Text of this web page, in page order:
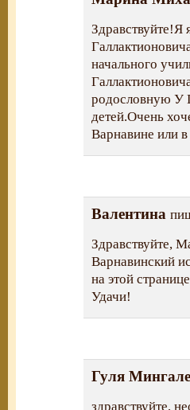
Здравствуйте!Я
начального
родословную У
детей.Очень
Варнавине или
Валентина
Здравствуйте,
Варнавинский
на этой
Удачи!
Гуля
здравствуйте,